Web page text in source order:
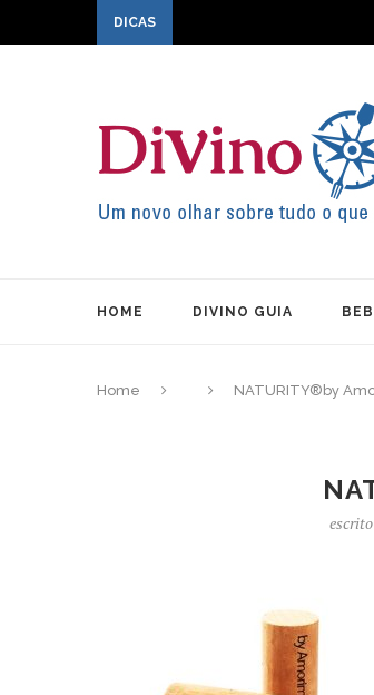
DICAS
HOME DIVINO GUIA
Home NATURITY®by